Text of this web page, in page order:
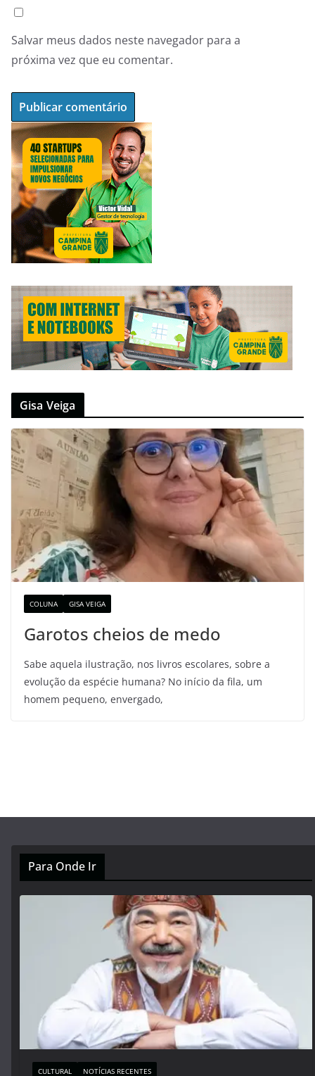
Salvar meus dados neste navegador para a
próxima vez que eu comentar.
Gisa Veiga
COLUNA GISA VEIGA
Garotos cheios de medo
Sabe aquela ilustração, nos livros escolares, sobre a
evolução da espécie humana? No início da fila, um
homem pequeno, envergado,
Para Onde Ir
CULTURAL NOTÍCIAS RECENTES